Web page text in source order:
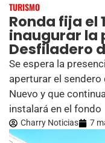
TURISMO
Ronda fija el
inaugurar la
Desfiladero
Se espera la
aperturar el sendero
Nuevo y que
instalará en el fondo
Charry Noticias 7